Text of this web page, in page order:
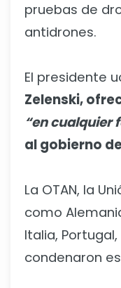
pruebas de
antidrones.
El presidente
Zelenski,
“en cualquier
al gobierno
La OTAN, la
como
Italia,
condenaron